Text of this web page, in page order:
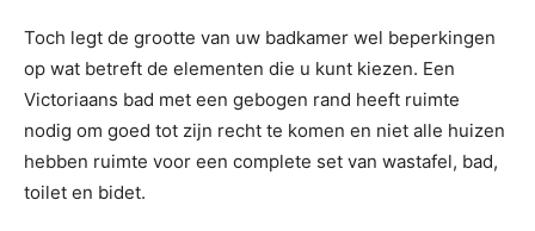
Toch legt de grootte van uw badkamer wel beperkingen
op wat betreft de elementen die u kunt kiezen. Een
Victoriaans bad met een gebogen rand heeft ruimte
nodig om goed tot zijn recht te komen en niet alle huizen
hebben ruimte voor een complete set van wastafel, bad,
toilet en bidet.